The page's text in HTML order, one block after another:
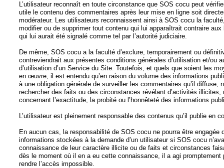
L’utilisateur reconnaît en toute circonstance que SOS cocu peut
utile le contenu des commentaires après leur mise en ligne soit
modérateur. Les utilisateurs reconnaissent ainsi à SOS cocu la
modifier ou de supprimer tout contenu qui lui apparaîtrait contraire
qui lui aurait été signalé comme tel par l’autorité judiciaire.
De même, SOS cocu a la faculté d’exclure, temporairement ou
contreviendrait aux présentes conditions générales d’utilisation et/ou
d’utilisation d’un Service du Site. Toutefois, et quels que soient les
en œuvre, il est entendu qu’en raison du volume des informations
à une obligation générale de surveiller les commentaires qu’il diffuse,
rechercher des faits ou des circonstances révélant d’activités illicites,
concernant l’exactitude, la probité ou l’honnêteté des informations
L’utilisateur est pleinement responsable des contenus qu’il publie en
En aucun cas, la responsabilité de SOS cocu ne pourra être engagée
informations stockées à la demande d’un utilisateur si SOS cocu
connaissance de leur caractère illicite ou de faits et circonstances
dès le moment où il en a eu cette connaissance, il a agi promptement
rendre l’accès impossible.